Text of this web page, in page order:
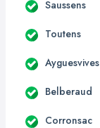
Saussens
Toutens
Ayguesvives
Belberaud
Corronsac